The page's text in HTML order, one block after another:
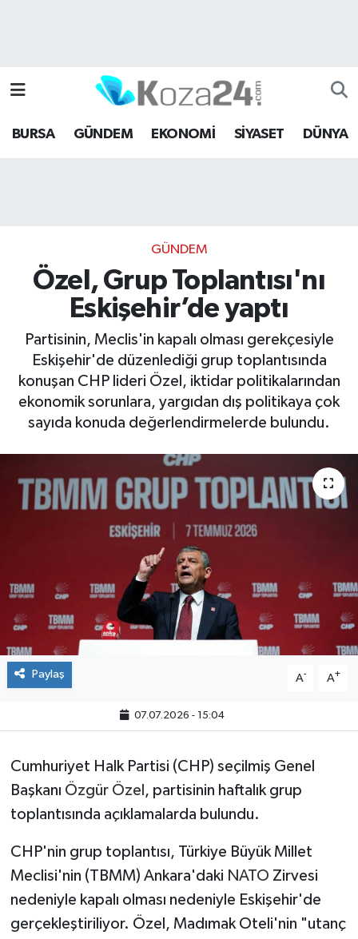
BURSA GÜNDEM EKONOMİ SİYASET DÜNYA
GÜNDEM
Özel, Grup Toplantısı'nı
Eskişehir’de yaptı
Partisinin, Meclis'in kapalı olması gerekçesiyle
Eskişehir'de düzenlediği grup toplantısında
konuşan CHP lideri Özel, iktidar politikalarından
ekonomik sorunlara, yargıdan dış politikaya çok
sayıda konuda değerlendirmelerde bulundu.
Paylaş A- A+
07.07.2026 - 15:04
Cumhuriyet Halk Partisi (CHP) seçilmiş Genel
Başkanı Özgür Özel , partisinin haftalık grup
toplantısında açıklamalarda bulundu.
CHP'nin grup toplantısı, Türkiye Büyük Millet
Meclisi'nin (TBMM) Ankara'daki NATO Zirvesi
nedeniyle kapalı olması nedeniyle Eskişehir'de
gerçekleştiriliyor. Özel, Madımak Oteli'nin "utanç
Bursa Hava Durumu
Bursa Namaz Vakitleri
Tüm Manşetler
Son Dakika Haberleri
Haber Arşivi